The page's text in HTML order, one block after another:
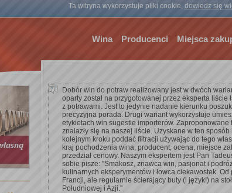
Ta witryna wykorzystuje pliki cookie, dowiedz się
Wina Producenci Miejsca
Dobór win do potraw realizowany jest w dwóch
oparty został na przygotowanej przez eksperta liście
z potrawami. Jest to jedynie nadanie kierunku
precyzyjna porada. Drugi wariant wykorzystuje
etykietach win sugestie importerów. Zaproponowane
znalazły się na naszej liście. Uzyskane w ten
kolejnym kroku poddać filtracji używając do tego
kraj pochodzenia wina, producent, ocena, miejsce
przedział cenowy. Naszym ekspertem jest Pan
sobie pisze: ''Smakosz, znawca win, pasjonat i
kulinarnych eksperymentów i łowca ciekawostek. Od
Francji, ale regularnie ścierający buty (i język!) na
Południowej i Azji.''